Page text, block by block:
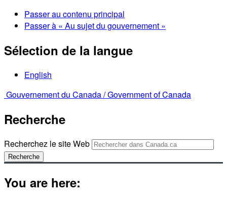
Passer au contenu principal
Passer à « Au sujet du gouvernement »
Sélection de la langue
English
Gouvernement du Canada /Government of Canada
Recherche
Recherchez le site Web
Recherche
You are here: